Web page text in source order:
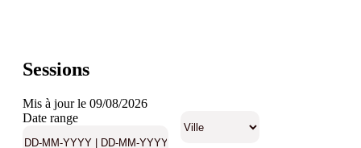
Sessions
Mis à jour le 09/08/2026
Date range